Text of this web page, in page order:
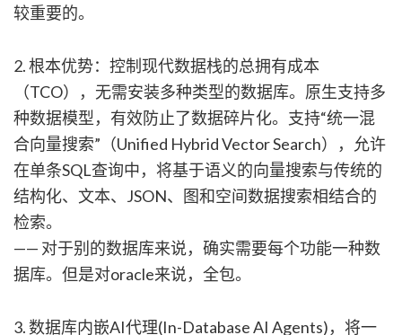
较重要的。
2. 根本优势：控制现代数据栈的总拥有成本
（TCO），无需安装多种类型的数据库。原生支持多
种数据模型，有效防止了数据碎片化。支持“统一混
合向量搜索”（Unified Hybrid Vector Search），允许
在单条SQL查询中，将基于语义的向量搜索与传统的
结构化、文本、JSON、图和空间数据搜索相结合的
检索。
—— 对于别的数据库来说，确实需要每个功能一种数
据库。但是对oracle来说，全包。
3. 数据库内嵌AI代理(In-Database AI Agents)，将一